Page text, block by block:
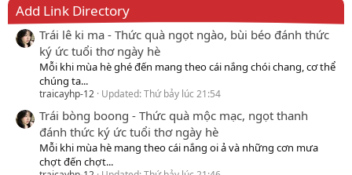
Add Link Directory
Trái lê ki ma - Thức quà ngọt ngào, bùi béo đánh thức
ký ức tuổi thơ ngày hè
Mỗi khi mùa hè ghé đến mang theo cái nắng chói chang, cơ thể
chúng ta...
traicayhp-12 Updated:Thứ bảy lúc 21:54
Trái bòng boong - Thức quà mộc mạc, ngọt thanh
đánh thức ký ức tuổi thơ ngày hè
Mỗi khi mùa hè mang theo cái nắng oi ả và những cơn mưa
chợt đến chợt...